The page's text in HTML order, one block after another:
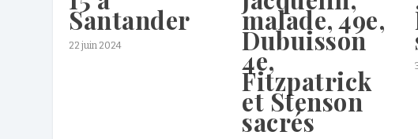
Santander
22 juin 2024
malade, 49e,
Dubuisson
4e,
Fitzpatrick
et Stenson
sacrés